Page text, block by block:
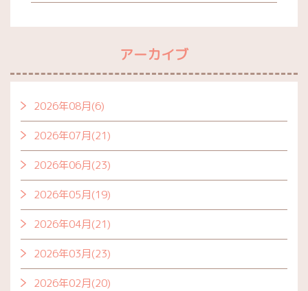
アーカイブ
2026年08月(6)
2026年07月(21)
2026年06月(23)
2026年05月(19)
2026年04月(21)
2026年03月(23)
2026年02月(20)